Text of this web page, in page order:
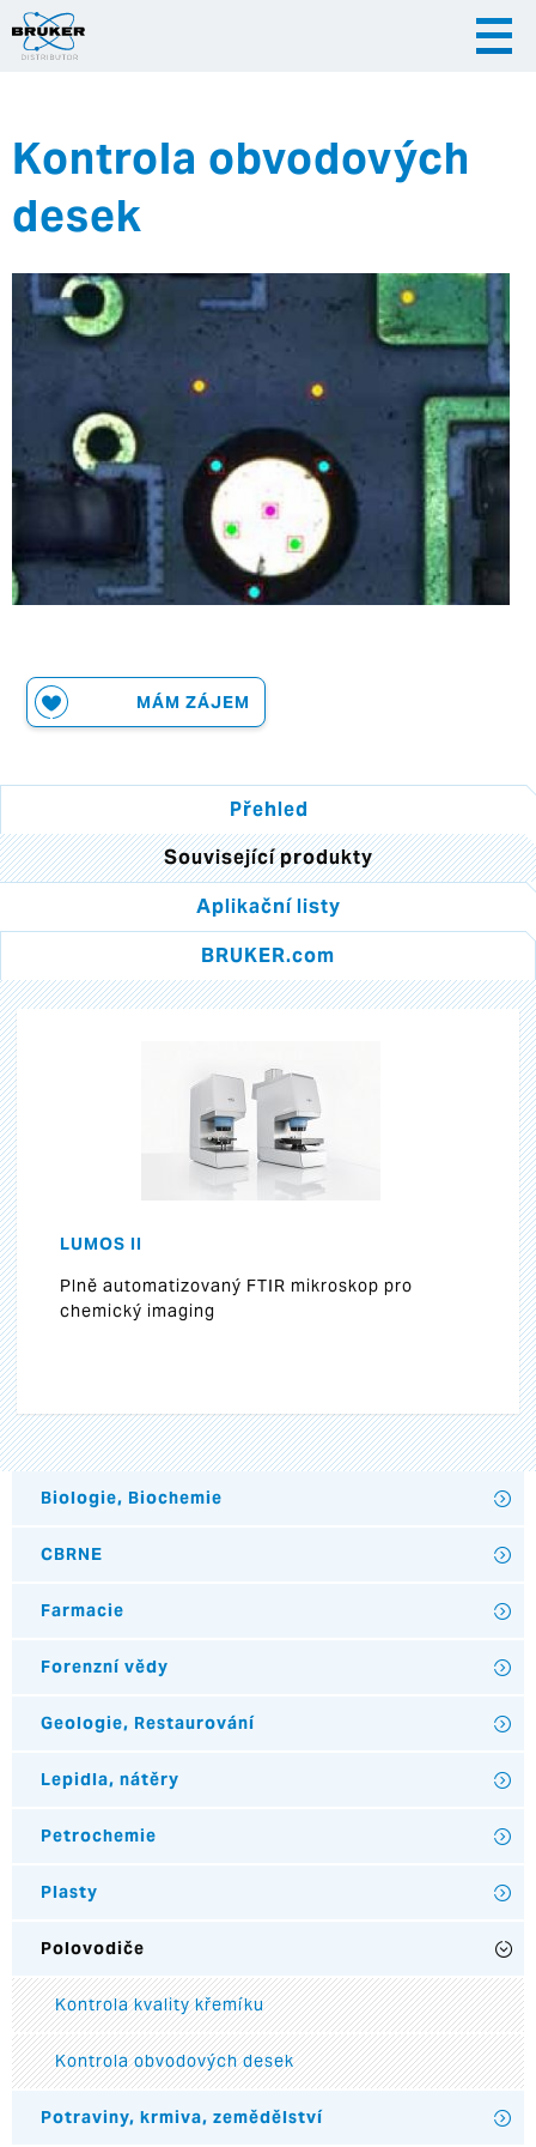
Slovenija
Kontrola obvodových
desek
MÁM ZÁJEM
Přehled
Související produkty
Aplikační listy
BRUKER.com
LUMOS II
Plně automatizovaný FTIR mikroskop pro
chemický imaging
Biologie, Biochemie
CBRNE
Farmacie
Forenzní vědy
Geologie, Restaurování
Lepidla, nátěry
Petrochemie
Plasty
Polovodiče
Kontrola kvality křemíku
Kontrola obvodových desek
Potraviny, krmiva, zemědělství